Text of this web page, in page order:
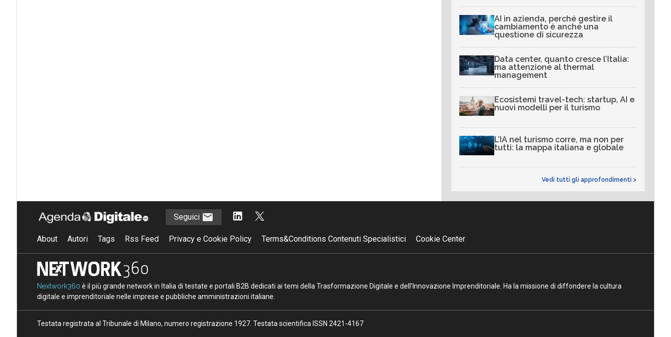
AI in azienda, perché gestire il
cambiamento è anche una
questione di sicurezza
Data center, quanto cresce l’Italia:
ma attenzione al thermal
management
Ecosistemi travel-tech: startup, AI e
nuovi modelli per il turismo
L’IA nel turismo corre, ma non per
tutti: la mappa italiana e globale
Vedi tutti gli approfondimenti >
Seguici
About Autori Tags Rss Feed Privacy e Cookie Policy Terms&Conditions Contenuti Specialistici Cookie Center
Nextwork360 è il più grande network in Italia di testate e portali B2B dedicati ai temi della Trasformazione Digitale e dell’Innovazione Imprenditoriale. Ha la missione di diffondere la cultura
digitale e imprenditoriale nelle imprese e pubbliche amministrazioni italiane.
Testata registrata al Tribunale di Milano, numero registrazione 1927. Testata scientifica ISSN 2421-4167